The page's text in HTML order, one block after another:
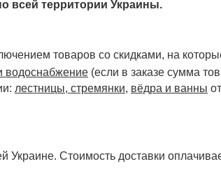
всей территории Украины.
товаров со скидками, на
водоснабжение (если в заказе сумма
лестницы, стремянки, вёдра и ванны
Стоимость доставки